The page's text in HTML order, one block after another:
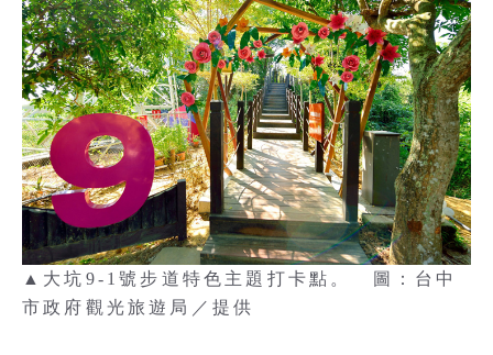
▲大坑9-1號步道特色主題打卡點。 圖：台中
市政府觀光旅遊局／提供